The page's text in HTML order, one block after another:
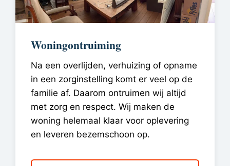
Woningontruiming
Na een overlijden, verhuizing of opname
in een zorginstelling komt er veel op de
familie af. Daarom ontruimen wij altijd
met zorg en respect. Wij maken de
woning helemaal klaar voor oplevering
en leveren bezemschoon op.